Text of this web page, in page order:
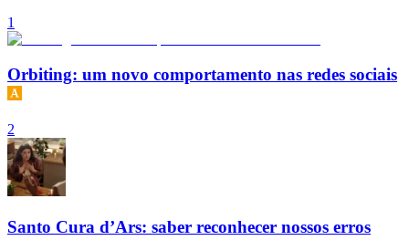
1
Orbiting: um novo comportamento nas redes sociais
2
Santo Cura d’Ars: saber reconhecer nossos erros